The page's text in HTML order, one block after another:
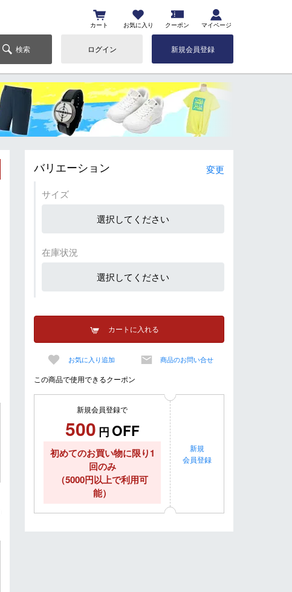
カート お気に入り クーポン マイページ
検索 ログイン 新規会員登録
バリエーション
変更
サイズ
選択してください
在庫状況
選択してください
カートに入れる
お気に入り追加 商品のお問い合せ
この商品で使用できるクーポン
新規会員登録で
500 円 OFF
初めてのお買い物に限り1
回のみ
（5000円以上で利用可
能）
新規
会員登録